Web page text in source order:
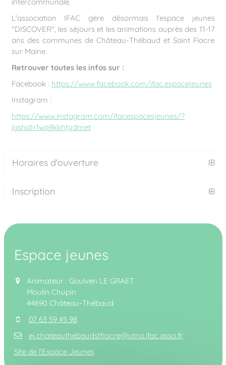
L'association IFAC gère désormais l'espace jeunes
"DISCOVER", les séjours et les animations auprès des 11-17
ans des communes de Château-Thébaud et Saint Fiacre
sur Maine.
Retrouver toutes les infos sur :
Facebook : https://www.facebook.com/ifac.espacejeunes
Instagram :
https://www.instagram.com/ifacespacesjeunes/?
igshid=1wq9kkhtydmet
Horaires d'ouverture
Inscription
Espace jeunes
Animateur : Goulven LE GRAET
Moulin Chupin
44690 Château-Thébaud
07 63 59 45 98
ej.chateauthebaudstfiacre@utno.ifac.asso.fr
Site de l'Espace Jeunes